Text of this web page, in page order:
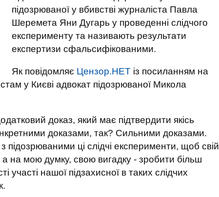
підозрюваної у вбивстві журналіста Павла
Шеремета Яни Дугарь у проведенні слідчого
експерименту та називають результати
експертизи сфальсифікованими.
Як повідомляє Цензор.НЕТ із посиланням на
у Києві адвокат підозрюваної Микола
доказ, який має підтвердити якісь
доказами, так? Сильними доказами.
підозрюваними ці слідчі експерименти, щоб свій
на мою думку, свою вигадку - зробити більш
нашої підзахисної в таких слідчих